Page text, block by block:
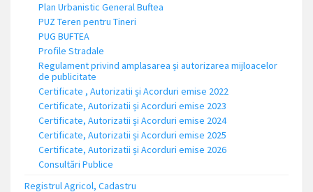
Plan Urbanistic General Buftea
PUZ Teren pentru Tineri
PUG BUFTEA
Profile Stradale
Regulament privind amplasarea și autorizarea mijloacelor
de publicitate
Certificate , Autorizatii și Acorduri emise 2022
Certificate, Autorizatii și Acorduri emise 2023
Certificate, Autorizatii și Acorduri emise 2024
Certificate, Autorizatii și Acorduri emise 2025
Certificate, Autorizatii și Acorduri emise 2026
Consultări Publice
Registrul Agricol, Cadastru